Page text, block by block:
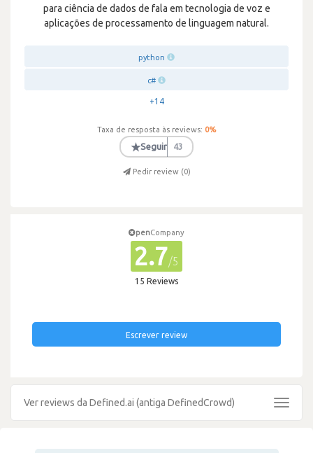
para ciência de dados de fala em tecnologia de voz e
aplicações de processamento de linguagem natural.
python
c#
+14
Taxa de resposta às reviews: 0%
★Seguir 43
Pedir review (0)
penCompany
2.7/5
15 Reviews
Escrever review
Ver reviews da Defined.ai (antiga DefinedCrowd)
Toggle